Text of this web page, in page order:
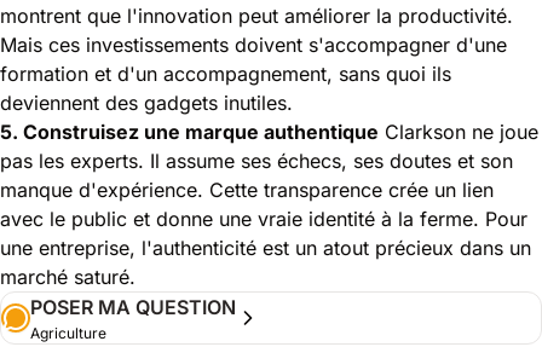
montrent que l'innovation peut améliorer la productivité.
Mais ces investissements doivent s'accompagner d'une
formation et d'un accompagnement, sans quoi ils
deviennent des gadgets inutiles.
5. Construisez une marque authentique Clarkson ne joue
pas les experts. Il assume ses échecs, ses doutes et son
manque d'expérience. Cette transparence crée un lien
avec le public et donne une vraie identité à la ferme. Pour
une entreprise, l'authenticité est un atout précieux dans un
marché saturé.
POSER MA QUESTION
Agriculture